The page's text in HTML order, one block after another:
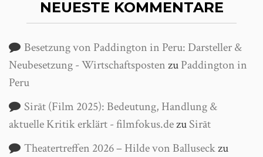
NEUESTE KOMMENTARE
Besetzung von Paddington in Peru: Darsteller &
Neubesetzung - WirtschaftspostenzuPaddington in
Peru
Sirāt (Film 2025): Bedeutung, Handlung &
aktuelle Kritik erklärt - filmfokus.dezuSirāt
Theatertreffen 2026 – Hilde von Balluseckzu